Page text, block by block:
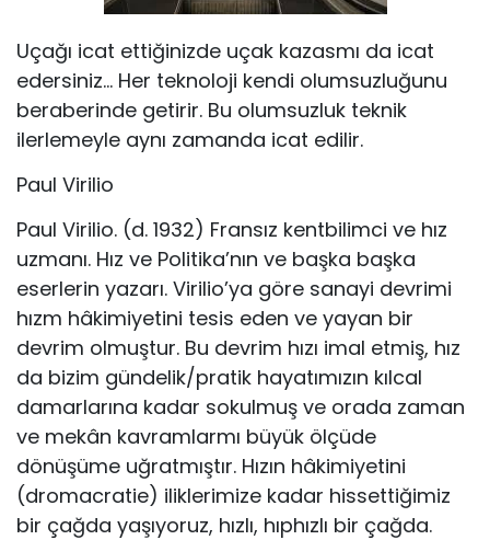
Uçağı icat ettiğinizde uçak kazasmı da icat
edersiniz… Her teknoloji kendi olumsuzluğunu
beraberinde getirir. Bu olumsuzluk teknik
ilerlemeyle aynı zamanda icat edilir.
Paul Virilio
Paul Virilio. (d. 1932) Fransız kentbilimci ve hız
uzmanı. Hız ve Politika’nın ve başka başka
eserlerin yazarı. Virilio’ya göre sanayi devrimi
hızm hâkimiyetini tesis eden ve yayan bir
devrim olmuştur. Bu devrim hızı imal etmiş, hız
da bizim gündelik/pratik hayatımızın kılcal
damarlarına kadar sokulmuş ve orada zaman
ve mekân kavramlarmı büyük ölçüde
dönüşüme uğratmıştır. Hızın hâkimiyetini
(dromacratie) iliklerimize kadar hissettiğimiz
bir çağda yaşıyoruz, hızlı, hıphızlı bir çağda.